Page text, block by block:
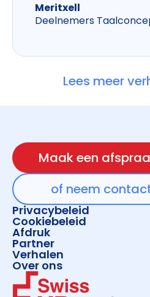
Meritxell
Deelnemers
Lees meer
Partner
Verhalen
Over ons
Privacybeleid
Cookiebeleid
Afdruk
Maak een
of neem